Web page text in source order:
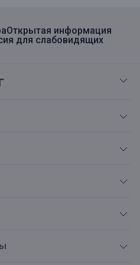
Открытая информация
для слабовидящих